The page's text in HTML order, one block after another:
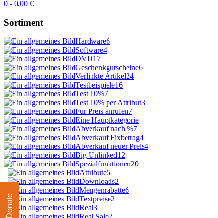
0 - 0,00 €
Sortiment
Hardware6
Software4
DVD17
Geschenkgutscheine6
Verlinkte Artikel24
Testbeispiele16
Test 10%7
Test 10% per Attribut3
Für Preis anrufen7
Eine Hauptkategorie
Abverkauf nach %7
Abverkauf Fixbetrag4
Abverkauf neuer Preis4
Big Unlinked12
Spezialfunktionen20
Attribute5
Downloads2
Mengenrabatte6
Textpreise2
Real3
Donate